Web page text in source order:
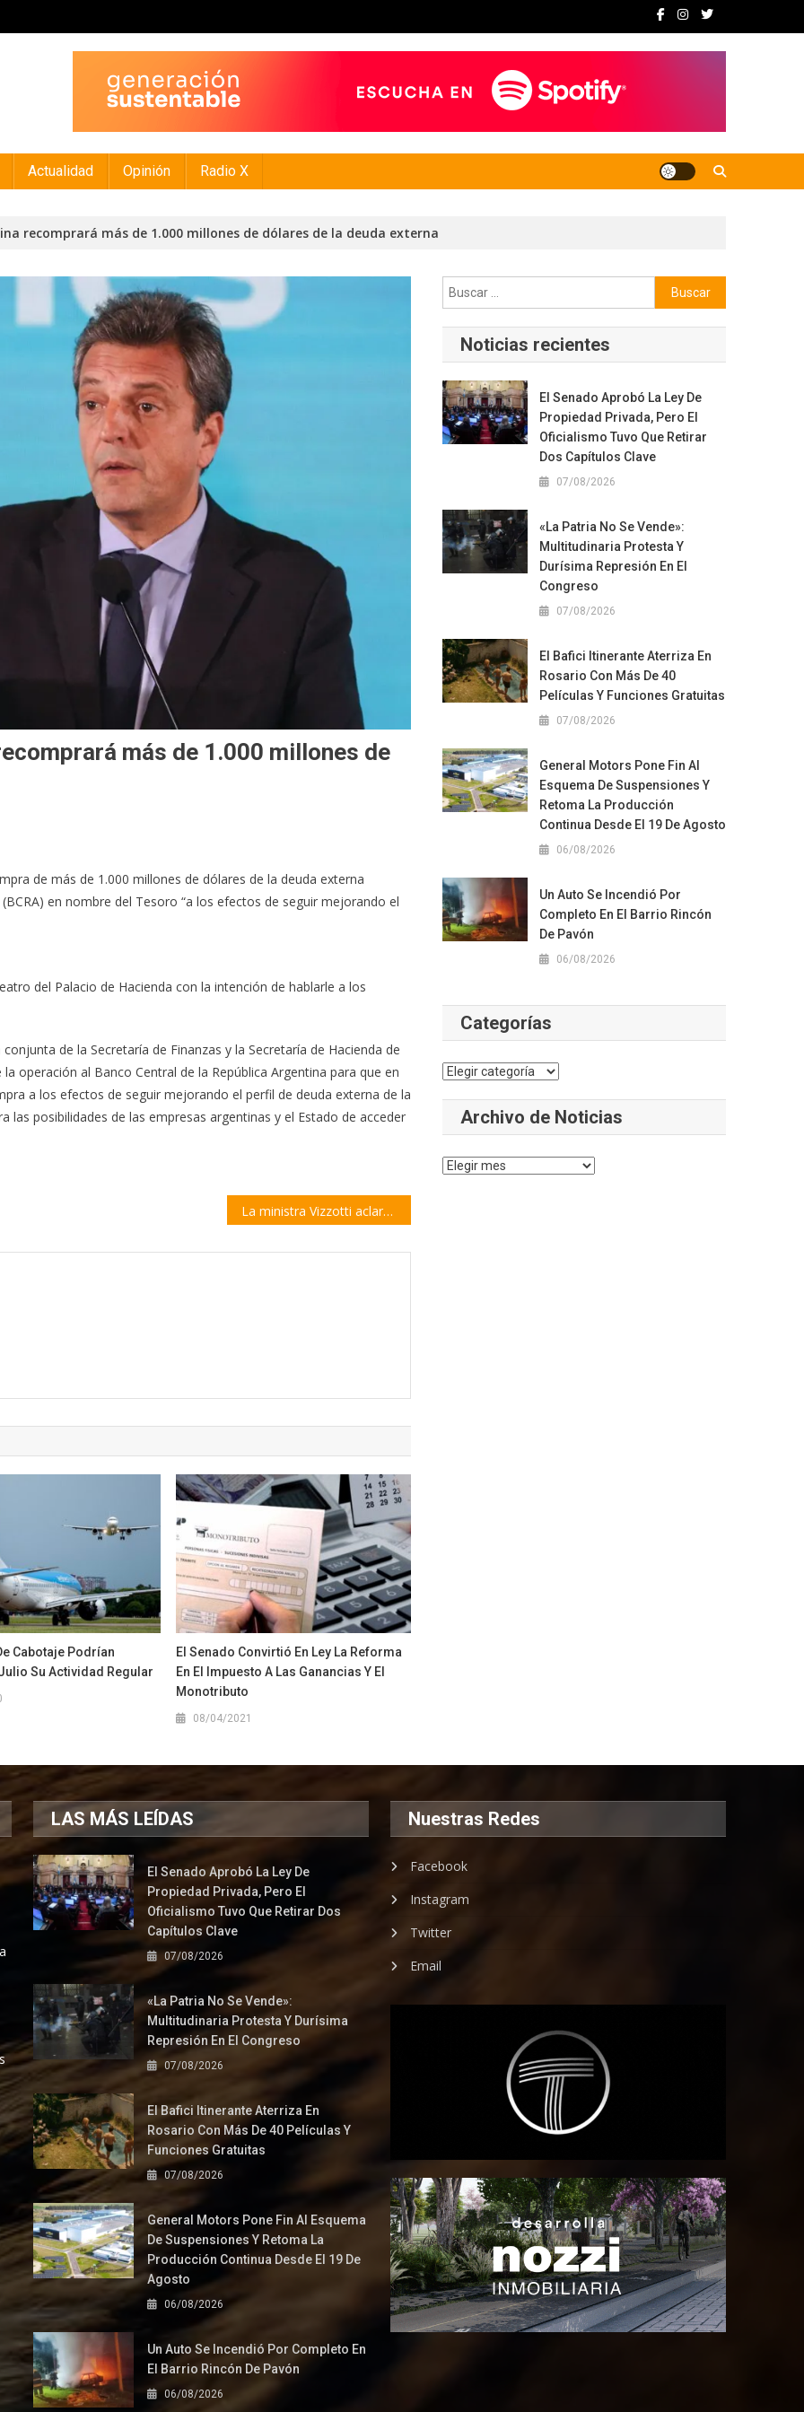
Actualidad Opinión Radio X
recomprará más de 1.000 millones de dólares de la deuda externa
más de 1.000 millones de
de más de 1.000 millones de dólares de la deuda externa
en nombre del Tesoro “a los efectos de seguir mejorando el
del Palacio de Hacienda con la intención de hablarle a los
de la Secretaría de Finanzas y la Secretaría de Hacienda de
operación al Banco Central de la República Argentina para que en
a los efectos de seguir mejorando el perfil de deuda externa de la
las posibilidades de las empresas argentinas y el Estado de acceder
La ministra Vizzotti aclaró que no se vencieron vacunas contra el coronavirus
Cabotaje Podrían
Su Actividad Regular
El Senado Convirtió En Ley La Reforma
En El Impuesto A Las Ganancias Y El
Monotributo
08/04/2021
Buscar:
Noticias recientes
El Senado Aprobó La Ley De
Propiedad Privada, Pero El
Oficialismo Tuvo Que Retirar
Dos Capítulos Clave
07/08/2026
«La Patria No Se Vende»:
Multitudinaria Protesta Y
Durísima Represión En El
Congreso
07/08/2026
El Bafici Itinerante Aterriza En
Rosario Con Más De 40
Películas Y Funciones Gratuitas
07/08/2026
General Motors Pone Fin Al
Esquema De Suspensiones Y
Retoma La Producción
Continua Desde El 19 De Agosto
06/08/2026
Un Auto Se Incendió Por
Completo En El Barrio Rincón
De Pavón
06/08/2026
Categorías
Categorías
Archivo de Noticias
Archivo
LAS MÁS LEÍDAS
El Senado Aprobó La Ley De
Propiedad Privada, Pero El
Oficialismo Tuvo Que Retirar Dos
Capítulos Clave
07/08/2026
«La Patria No Se Vende»:
Multitudinaria Protesta Y Durísima
Represión En El Congreso
07/08/2026
El Bafici Itinerante Aterriza En
Rosario Con Más De 40 Películas Y
Funciones Gratuitas
07/08/2026
General Motors Pone Fin Al Esquema
De Suspensiones Y Retoma La
Producción Continua Desde El 19 De
Agosto
06/08/2026
Un Auto Se Incendió Por Completo En
El Barrio Rincón De Pavón
06/08/2026
Nuestras Redes
Facebook
Instagram
Twitter
Email